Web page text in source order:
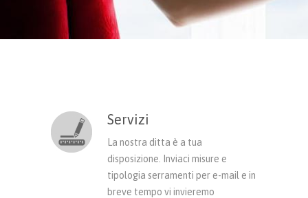
Servizi
La nostra ditta è a tua
disposizione. Inviaci misure e
tipologia serramenti per e-mail e in
breve tempo vi invieremo